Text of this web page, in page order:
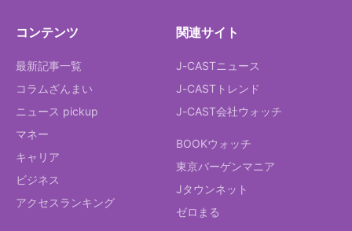
コンテンツ
最新記事一覧
コラムざんまい
ニュース pickup
マネー
キャリア
ビジネス
アクセスランキング
関連サイト
J-CASTニュース
J-CASTトレンド
J-CAST会社ウォッチ
BOOKウォッチ
東京バーゲンマニア
Jタウンネット
ゼロまる